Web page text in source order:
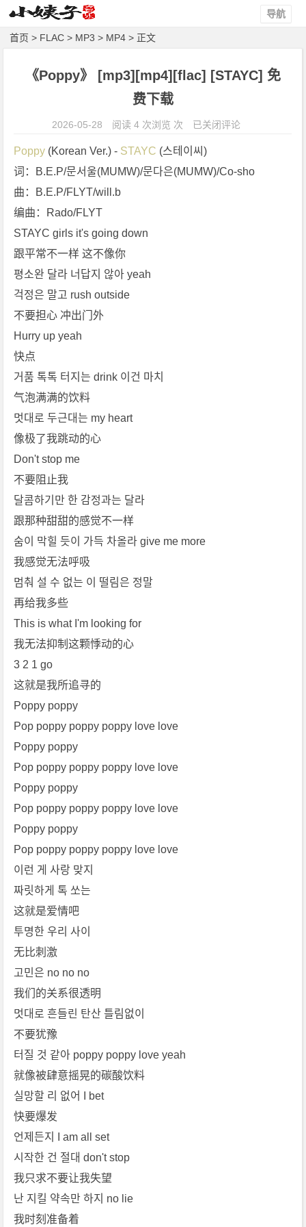
导航
首页 > FLAC > MP3 > MP4 > 正文
《Poppy》 [mp3][mp4][flac] [STAYC] 免
费下载
2026-05-28 阅读 4 次浏览 次
《P
p
p
已关闭评论
Poppy (Korean Ver.) - STAYC (스테이씨)
词：B.E.P/문서울(MUMW)/문다은(MUMW)/Co-sho
曲：B.E.P/FLYT/will.b
编曲：Rado/FLYT
STAYC girls it's going down
跟平常不一样 这不像你
평소완 달라 너답지 않아 yeah
걱정은 말고 rush outside
不要担心 冲出门外
Hurry up yeah
快点
거품 톡톡 터지는 drink 이건 마치
气泡满满的饮料
멋대로 두근대는 my heart
像极了我跳动的心
Don't stop me
不要阻止我
달콤하기만 한 감정과는 달라
跟那种甜甜的感觉不一样
숨이 막힐 듯이 가득 차올라 give me more
我感觉无法呼吸
멈춰 설 수 없는 이 떨림은 정말
再给我多些
This is what I'm looking for
我无法抑制这颗悸动的心
3 2 1 go
这就是我所追寻的
Poppy poppy
Pop poppy poppy poppy love love
Poppy poppy
Pop poppy poppy poppy love love
Poppy poppy
Pop poppy poppy poppy love love
Poppy poppy
Pop poppy poppy poppy love love
이런 게 사랑 맞지
짜릿하게 톡 쏘는
这就是爱情吧
투명한 우리 사이
无比刺激
고민은 no no no
我们的关系很透明
멋대로 흔들린 탄산 틀림없이
不要犹豫
터질 것 같아 poppy poppy love yeah
就像被肆意摇晃的碳酸饮料
실망할 리 없어 I bet
快要爆发
언제든지 I am all set
시작한 건 절대 don't stop
我只求不要让我失望
난 지킬 약속만 하지 no lie
我时刻准备着